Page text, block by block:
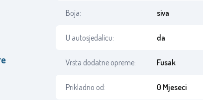
Boja: siva
U autosjedalicu: da
Vrsta dodatne opreme: Fusak
Prikladno od: 0 Mjeseci